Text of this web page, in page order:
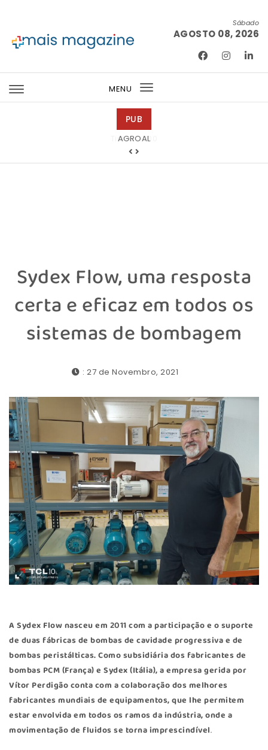
Sábado
AGOSTO 08, 2026
MENU
Toggle
PUB
Tintas 2000
Sydex Flow, uma resposta
certa e eficaz em todos os
sistemas de bombagem
: 27 de Novembro, 2021
A Sydex Flow nasceu em 2011 com a participação e o suporte
de duas fábricas de bombas de cavidade progressiva e de
bombas peristálticas. Como subsidiária dos fabricantes de
bombas PCM (França) e Sydex (Itália), a empresa gerida por
Vítor Perdigão conta com a colaboração dos melhores
fabricantes mundiais de equipamentos, que lhe permitem
estar envolvida em todos os ramos da indústria, onde a
movimentação de fluidos se torna imprescindível.